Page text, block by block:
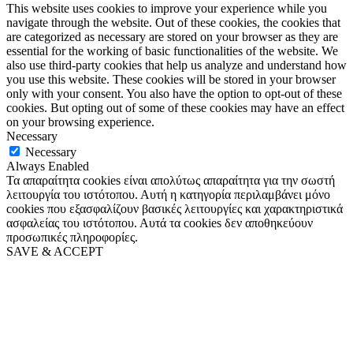
This website uses cookies to improve your experience while you
navigate through the website. Out of these cookies, the cookies that
are categorized as necessary are stored on your browser as they are
essential for the working of basic functionalities of the website. We
also use third-party cookies that help us analyze and understand how
you use this website. These cookies will be stored in your browser
only with your consent. You also have the option to opt-out of these
cookies. But opting out of some of these cookies may have an effect
on your browsing experience.
Necessary
Necessary
Always Enabled
Τα απαραίτητα cookies είναι απολύτως απαραίτητα για την σωστή
λειτουργία του ιστότοπου. Αυτή η κατηγορία περιλαμβάνει μόνο
cookies που εξασφαλίζουν βασικές λειτουργίες και χαρακτηριστικά
ασφαλείας του ιστότοπου. Αυτά τα cookies δεν αποθηκεύουν
προσωπικές πληροφορίες.
SAVE & ACCEPT